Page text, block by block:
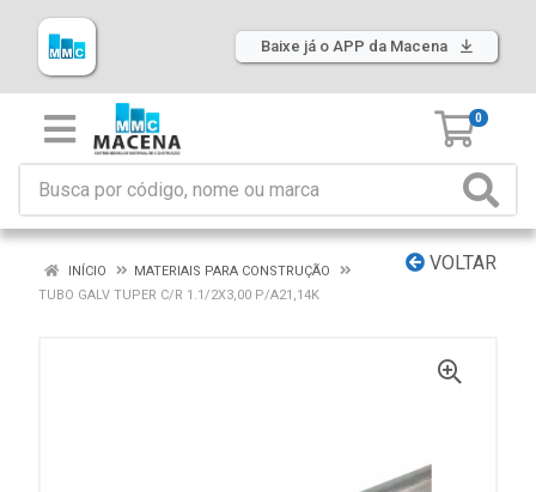
Baixe já o APP da Macena
0
VOLTAR
INÍCIO
MATERIAIS PARA CONSTRUÇÃO
TUBO GALV TUPER C/R 1.1/2X3,00 P/A21,14K